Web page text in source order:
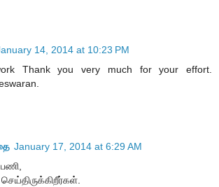
14, 2014 at 10:23 PM
Thank you very much for your effort.
January 17, 2014 at 6:29 AM